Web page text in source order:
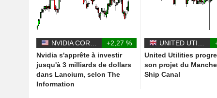
+2,27 %
Nvidia s'apprête à investir
jusqu'à 3 milliards de dollars
dans Lancium, selon The
Information
United Utilities
son projet du
Ship Canal